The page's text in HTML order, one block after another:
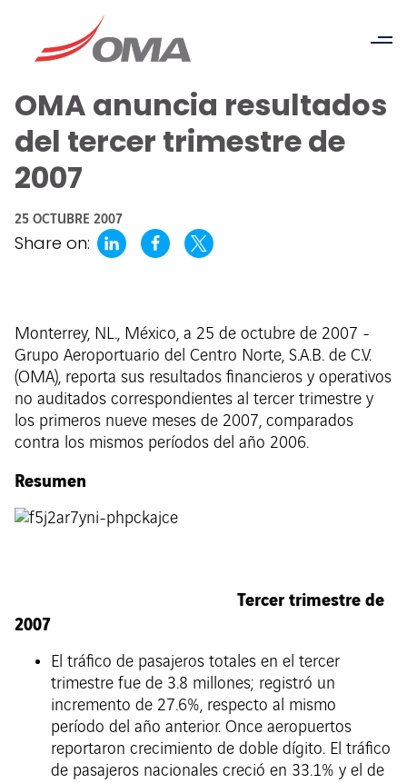
OMA anuncia resultados
del tercer trimestre de
2007
25 OCTUBRE 2007
Share on:
Monterrey, NL., México, a 25 de octubre de 2007 -
Grupo Aeroportuario del Centro Norte, S.A.B. de C.V.
(OMA), reporta sus resultados financieros y operativos
no auditados correspondientes al tercer trimestre y
los primeros nueve meses de 2007, comparados
contra los mismos períodos del año 2006.
Resumen
Tercer trimestre de
2007
El tráfico de pasajeros totales en el tercer
trimestre fue de 3.8 millones; registró un
incremento de 27.6%, respecto al mismo
período del año anterior. Once aeropuertos
reportaron crecimiento de doble dígito. El tráfico
de pasajeros nacionales creció en 33.1% y el de